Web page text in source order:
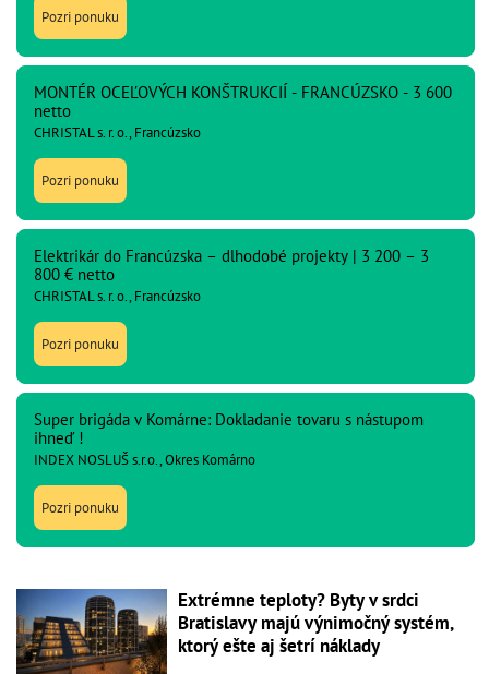
Pozri ponuku
MONTÉR OCEĽOVÝCH KONŠTRUKCIÍ - FRANCÚZSKO - 3 600
netto
CHRISTAL s. r. o., Francúzsko
Pozri ponuku
Elektrikár do Francúzska – dlhodobé projekty | 3 200 – 3
800 € netto
CHRISTAL s. r. o., Francúzsko
Pozri ponuku
Super brigáda v Komárne: Dokladanie tovaru s nástupom
ihneď !
INDEX NOSLUŠ s.r.o., Okres Komárno
Pozri ponuku
Extrémne teploty? Byty v srdci
Bratislavy majú výnimočný systém,
ktorý ešte aj šetrí náklady